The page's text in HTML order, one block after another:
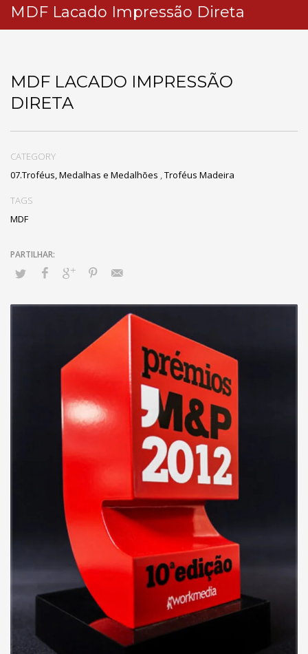
MDF Lacado Impressão Direta
MDF LACADO IMPRESSÃO
DIRETA
CATEGORY
07.Troféus, Medalhas e Medalhões ,Troféus Madeira
TAGS
MDF